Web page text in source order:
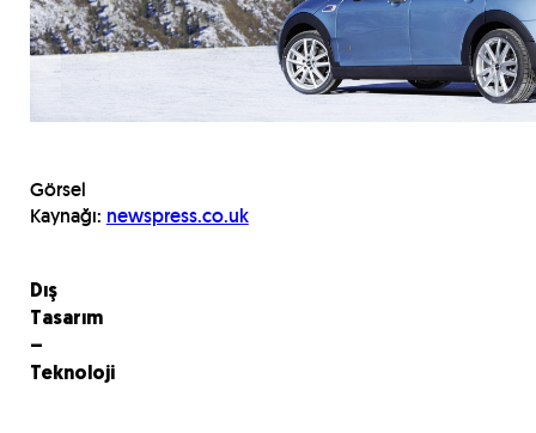
Görsel
Kaynağı: newspress.co.uk
Dış
Tasarım
–
Teknoloji